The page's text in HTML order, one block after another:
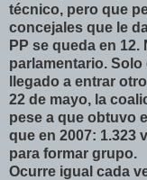
técnico, pero que
concejales que le
PP se queda en
parlamentario.
llegado a entrar
22 de mayo, la
pese a que obtuvo
que en 2007: 1.323
para formar grupo.
Ocurre igual cada